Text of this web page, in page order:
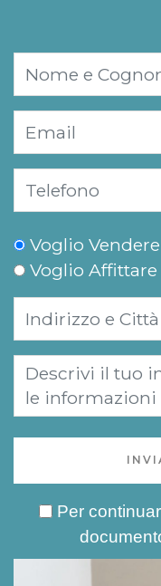
Voglio
Voglio Affittare
Per